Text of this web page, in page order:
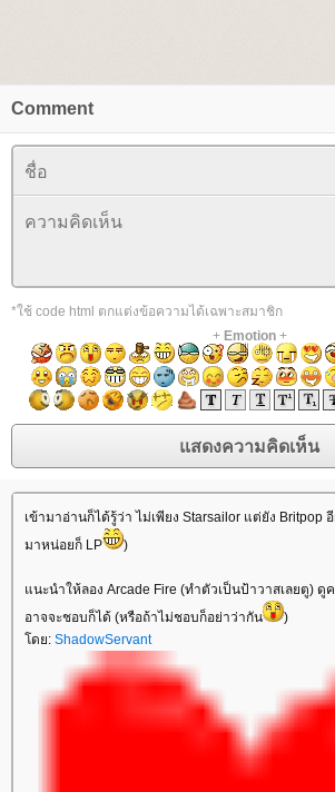
Comment
*ใช้ code html ตกแต่งข้อความได้เฉพาะสมาชิก
+ Emotion+
เข้ามาอ่านก็ได้รู้ว่า ไม่เพียง Starsailor แต่ยัง Britpop
มาหน่อยก็ LP
)
นะนำให้ลอง Arcade Fire (ทำตัวเป็นป้าวาสเลยตู) ดู
อาจจะชอบก็ได้ (หรือถ้าไม่ชอบก็อย่าว่ากัน
)
ดย: ShadowServant